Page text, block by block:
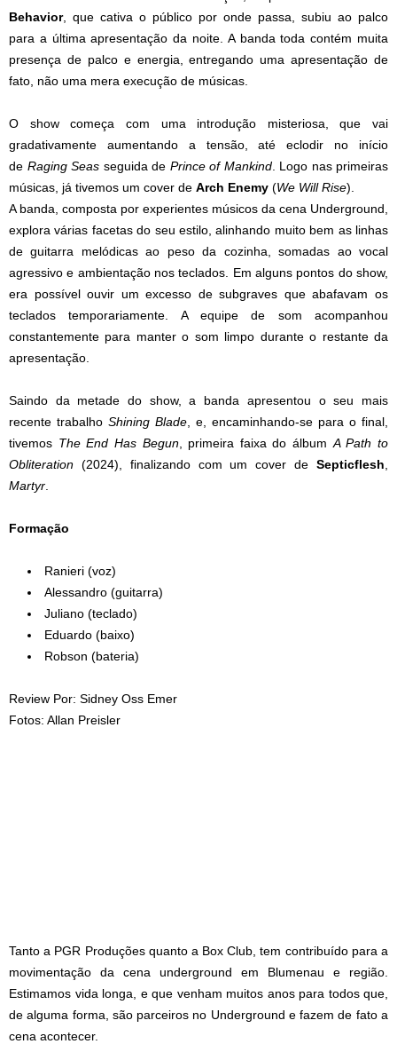
Behavior, que cativa o público por onde passa, subiu ao palco
para a última apresentação da noite. A banda toda contém muita
presença de palco e energia, entregando uma apresentação de
fato, não uma mera execução de músicas.
O show começa com uma introdução misteriosa, que vai
gradativamente aumentando a tensão, até eclodir no início
de Raging Seas seguida de Prince of Mankind. Logo nas primeiras
músicas, já tivemos um cover de Arch Enemy (We Will Rise).
A banda, composta por experientes músicos da cena Underground,
explora várias facetas do seu estilo, alinhando muito bem as linhas
de guitarra melódicas ao peso da cozinha, somadas ao vocal
agressivo e ambientação nos teclados. Em alguns pontos do show,
era possível ouvir um excesso de subgraves que abafavam os
teclados temporariamente. A equipe de som acompanhou
constantemente para manter o som limpo durante o restante da
apresentação.
Saindo da metade do show, a banda apresentou o seu mais
recente trabalho Shining Blade , e, encaminhando-se para o final,
tivemos The End Has Begun, primeira faixa do álbum A Path to
Obliteration (2024), finalizando com um cover de Septicflesh
Martyr
Formação
Ranieri (voz)
Alessandro (guitarra)
Juliano (teclado)
Eduardo (baixo)
Robson (bateria)
Review Por: Sidney Oss Emer
Fotos: Allan Preisler
Tanto a PGR Produções quanto a Box Club, tem contribuído para a
movimentação da cena underground em Blumenau e região.
Estimamos vida longa, e que venham muitos anos para todos que,
de alguma forma, são parceiros no Underground e fazem de fato a
cena acontecer.